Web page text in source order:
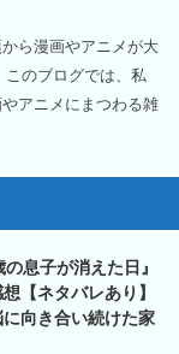
ら漫画やアニメが大
のブログでは、私
アニメにまつわる雑
息子が消えた日』
【ネタバレあり】
向き合い続けた家